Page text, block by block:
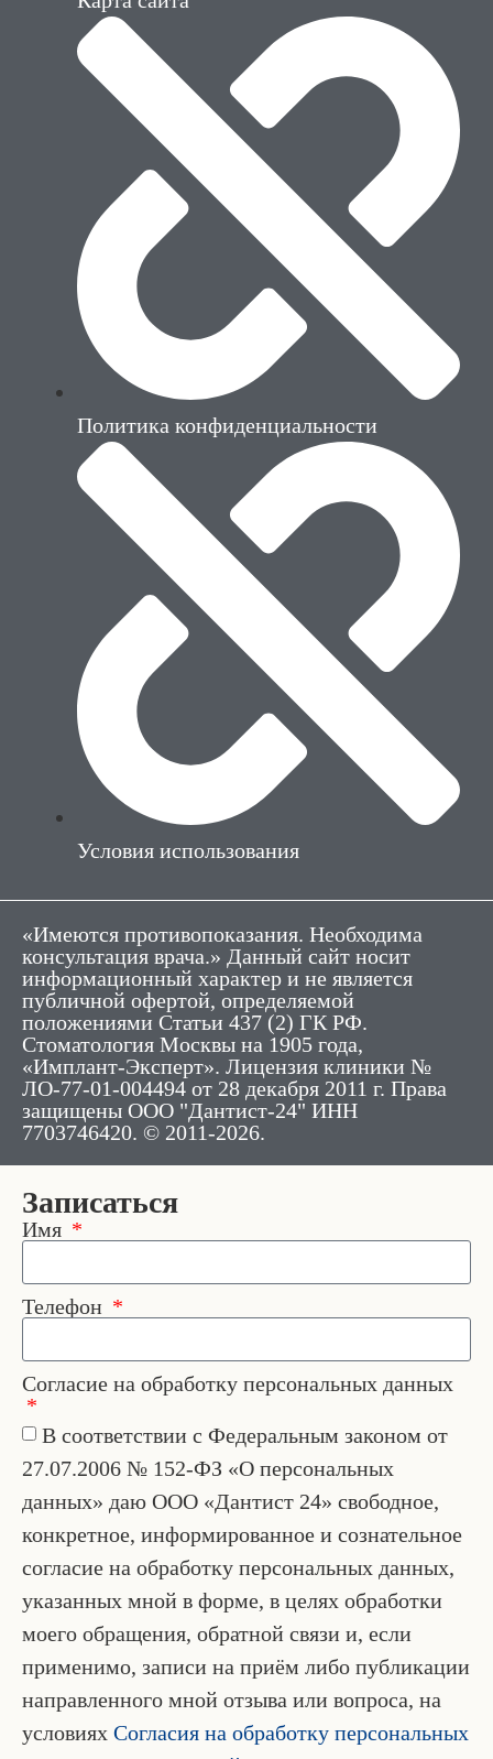
Политика конфиденциальности
Условия использования
«Имеются противопоказания. Необходима
консультация врача.» Данный сайт носит
информационный характер и не является
публичной офертой, определяемой
положениями Статьи 437 (2) ГК РФ.
Стоматология Москвы на 1905 года,
«Имплант-Эксперт». Лицензия клиники №
ЛО-77-01-004494 от 28 декабря 2011 г. Права
защищены ООО "Дантист-24" ИНН
7703746420. © 2011-2026.
Записаться
Имя
Телефон
Согласие на обработку персональных данных
В соответствии с Федеральным законом от
27.07.2006 № 152-ФЗ «О персональных
данных» даю ООО «Дантист 24» свободное,
конкретное, информированное и сознательное
согласие на обработку персональных данных,
указанных мной в форме, в целях обработки
моего обращения, обратной связи и, если
применимо, записи на приём либо публикации
направленного мной отзыва или вопроса, на
условиях Согласия на обработку персональных